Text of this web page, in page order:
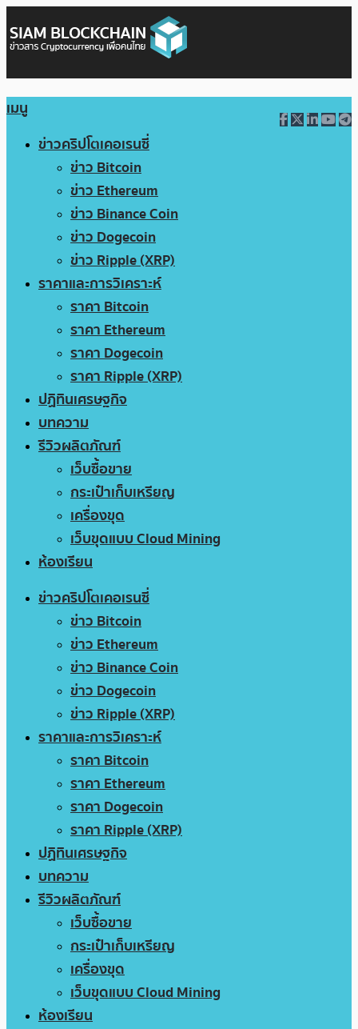
เมนู
ข่าวคริปโตเคอเรนซี่
ข่าว Bitcoin
ข่าว Ethereum
ข่าว Binance Coin
ข่าว Dogecoin
ข่าว Ripple (XRP)
ราคาและการวิเคราะห์
ราคา Bitcoin
ราคา Ethereum
ราคา Dogecoin
ราคา Ripple (XRP)
ปฏิทินเศรษฐกิจ
บทความ
รีวิวผลิตภัณฑ์
เว็บซื้อขาย
กระเป๋าเก็บเหรียญ
เครื่องขุด
เว็บขุดแบบ Cloud Mining
ห้องเรียน
ข่าวคริปโตเคอเรนซี่
ข่าว Bitcoin
ข่าว Ethereum
ข่าว Binance Coin
ข่าว Dogecoin
ข่าว Ripple (XRP)
ราคาและการวิเคราะห์
ราคา Bitcoin
ราคา Ethereum
ราคา Dogecoin
ราคา Ripple (XRP)
ปฏิทินเศรษฐกิจ
บทความ
รีวิวผลิตภัณฑ์
เว็บซื้อขาย
กระเป๋าเก็บเหรียญ
เครื่องขุด
เว็บขุดแบบ Cloud Mining
ห้องเรียน